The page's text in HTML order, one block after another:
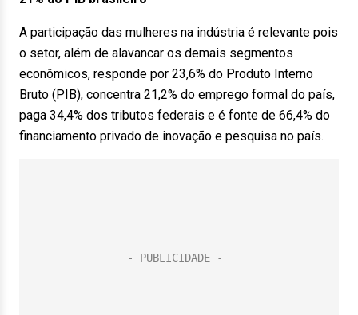
A participação das mulheres na indústria é relevante pois
o setor, além de alavancar os demais segmentos
econômicos, responde por 23,6% do Produto Interno
Bruto (PIB), concentra 21,2% do emprego formal do país,
paga 34,4% dos tributos federais e é fonte de 66,4% do
financiamento privado de inovação e pesquisa no país.